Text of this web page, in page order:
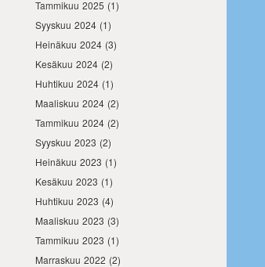
Tammikuu 2025 (1)
Syyskuu 2024 (1)
Heinäkuu 2024 (3)
Kesäkuu 2024 (2)
Huhtikuu 2024 (1)
Maaliskuu 2024 (2)
Tammikuu 2024 (2)
Syyskuu 2023 (2)
Heinäkuu 2023 (1)
Kesäkuu 2023 (1)
Huhtikuu 2023 (4)
Maaliskuu 2023 (3)
Tammikuu 2023 (1)
Marraskuu 2022 (2)